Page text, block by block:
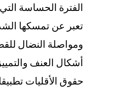
الفترة الحساسة
تعبر عن تمسكها
ومواصلة النضال
أشكال العنف
حقوق الأقليات